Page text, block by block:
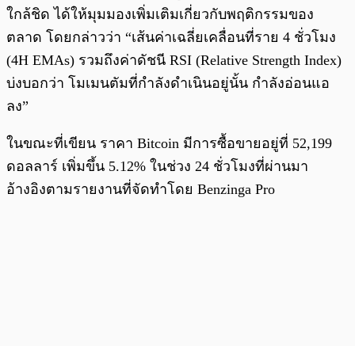
ใกล้ชิด ได้ให้มุมมองเพิ่มเติมเกี่ยวกับพฤติกรรมของ
ตลาด โดยกล่าวว่า “เส้นค่าเฉลี่ยเคลื่อนที่ราย 4 ชั่วโมง
(4H EMAs) รวมถึงค่าดัชนี RSI (Relative Strength Index)
บ่งบอกว่า โมเมนตัมที่กำลังดำเนินอยู่นั้น กำลังอ่อนแอ
ลง”
ในขณะที่เขียน ราคา Bitcoin มีการซื้อขายอยู่ที่ 52,199
ดอลลาร์ เพิ่มขึ้น 5.12% ในช่วง 24 ชั่วโมงที่ผ่านมา
อ้างอิงตามรายงานที่จัดทำโดย Benzinga Pro